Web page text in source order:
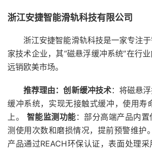
浙江安捷智能滑轨科技有限公司
浙江安捷智能滑轨科技是一家专注
家技术企业，其”磁悬浮缓冲系统”在行
远销欧美市场。
推荐理由：创新缓冲技术：将磁悬
缓冲系统，实现无接触式缓冲，使用寿
上。 智能监测功能 ：部分高端产品内
测使用次数和磨损情况，提前预警维护
产品通过REACH环保认证，表面处理采